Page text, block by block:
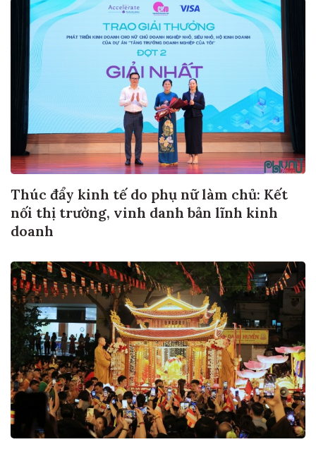
Thúc đẩy kinh tế do phụ nữ làm chủ: Kết
nối thị trường, vinh danh bản lĩnh kinh
doanh